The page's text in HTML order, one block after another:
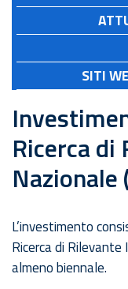
SITI
Ricerca
Nazionale
L’investimento
Ricerca di
almeno biennale.